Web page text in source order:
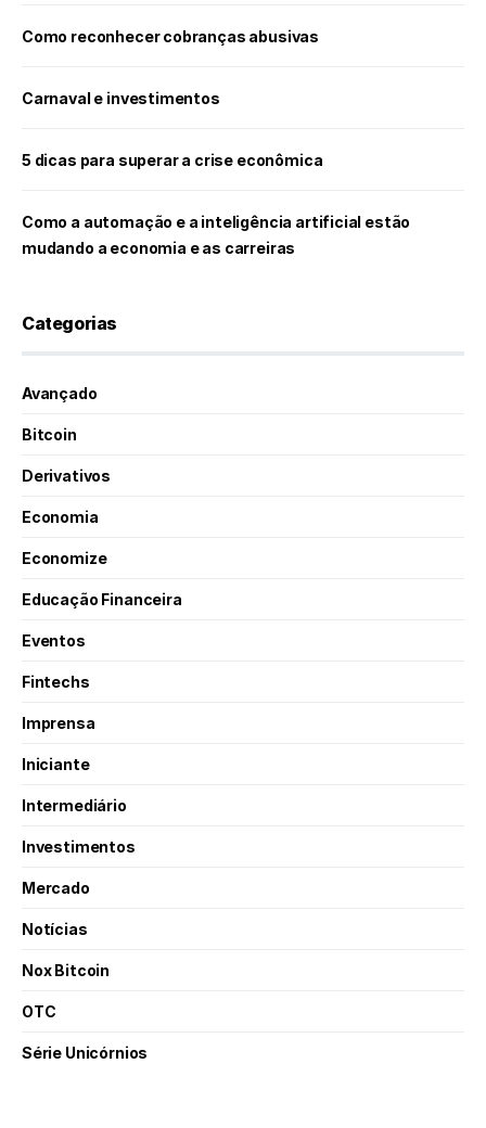
Como reconhecer cobranças abusivas
Carnaval e investimentos
5 dicas para superar a crise econômica
Como a automação e a inteligência artificial estão
mudando a economia e as carreiras
Categorias
Avançado
Bitcoin
Derivativos
Economia
Economize
Educação Financeira
Eventos
Fintechs
Imprensa
Iniciante
Intermediário
Investimentos
Mercado
Notícias
Nox Bitcoin
OTC
Série Unicórnios